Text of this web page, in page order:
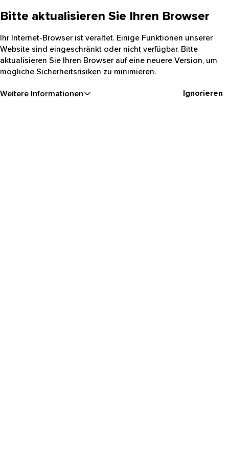
Bitte aktualisieren Sie Ihren Browser
Ihr Internet-Browser ist veraltet. Einige Funktionen unserer
Website sind eingeschränkt oder nicht verfügbar. Bitte
aktualisieren Sie Ihren Browser auf eine neuere Version, um
mögliche Sicherheitsrisiken zu minimieren.
Weitere Informationen Ignorieren